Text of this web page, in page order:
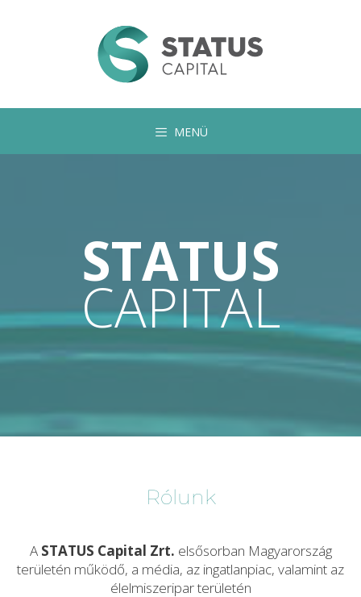
MENÜ
STATUS
CAPITAL
Rólunk
A STATUS Capital Zrt. elsősorban Magyarország
területén működő, a média, az ingatlanpiac, valamint az
élelmiszeripar területén